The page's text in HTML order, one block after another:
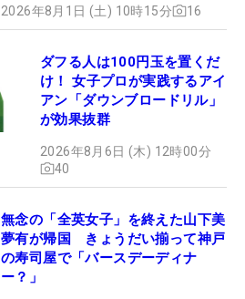
2026年8月1日 (土) 10時15分 16
ダフる人は100円玉を置くだ
け！ 女子プロが実践するアイ
アン「ダウンブロードリル」
が効果抜群
2026年8月6日 (木) 12時00分
40
無念の「全英女子」を終えた山下美
夢有が帰国 きょうだい揃って神戸
の寿司屋で「バースデーディナ
ー？」